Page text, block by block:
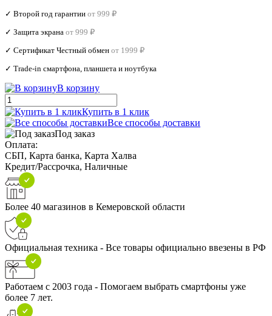
✓ Второй год гарантии от 999 ₽
✓ Защита экрана от 999 ₽
✓ Сертификат Честный обмен от 1999 ₽
✓ Trade‑in смартфона, планшета и ноутбука
В корзину
Купить в 1 клик
Все способы доставки
Под заказ
Оплата:
СБП, Карта банка, Карта Халва
Кредит/Рассрочка, Наличные
Более 40 магазинов в Кемеровской области
Официальная техника - Все товары официально ввезены в РФ
Работаем с 2003 года - Помогаем выбрать смартфоны уже
более 7 лет.